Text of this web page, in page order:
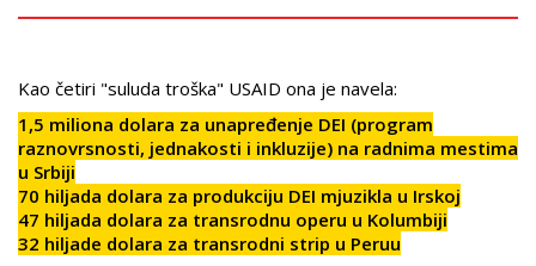
Kao četiri "suluda troška" USAID ona je navela:
1,5 miliona dolara za unapređenje DEI (program
raznovrsnosti, jednakosti i inkluzije) na radnima mestima
u Srbiji
70 hiljada dolara za produkciju DEI mjuzikla u Irskoj
47 hiljada dolara za transrodnu operu u Kolumbiji
32 hiljade dolara za transrodni strip u Peruu